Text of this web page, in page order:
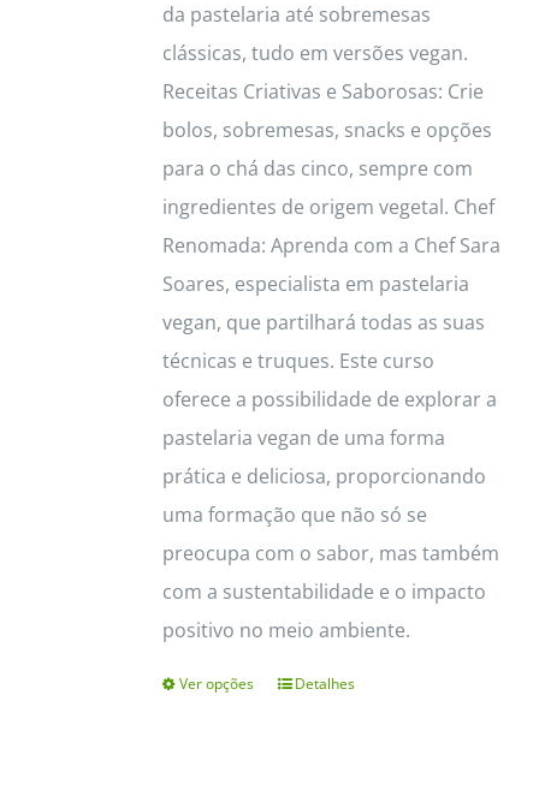
da pastelaria até sobremesas
clássicas, tudo em versões vegan.
Receitas Criativas e Saborosas: Crie
bolos, sobremesas, snacks e opções
para o chá das cinco, sempre com
ingredientes de origem vegetal. Chef
Renomada: Aprenda com a Chef Sara
Soares, especialista em pastelaria
vegan, que partilhará todas as suas
técnicas e truques. Este curso
oferece a possibilidade de explorar a
pastelaria vegan de uma forma
prática e deliciosa, proporcionando
uma formação que não só se
preocupa com o sabor, mas também
com a sustentabilidade e o impacto
positivo no meio ambiente.
Ver opções
ThisDetalhes